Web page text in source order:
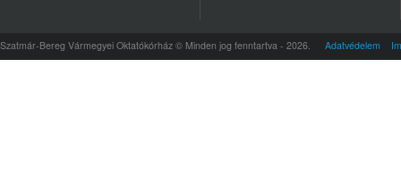
Bereg Vármegyei Oktatókórház © Minden jog fenntartva - 2026. Adatvédelem